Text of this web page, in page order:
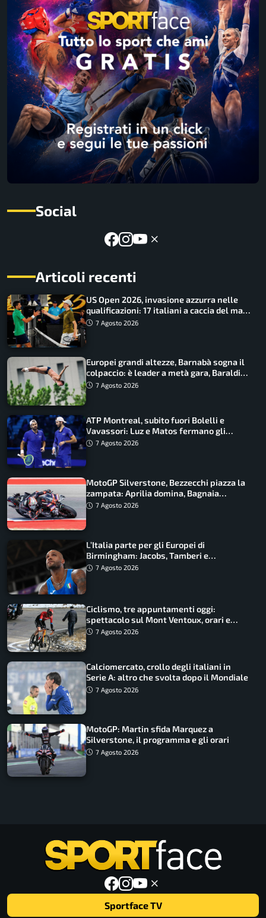
Social
Articoli recenti
US Open 2026, invasione azzurra nelle
qualificazioni: 17 italiani a caccia del main
draw7 Agosto 2026
Europei grandi altezze, Barnabà sogna il
colpaccio: è leader a metà gara, Baraldi
ancora in corsa
7 Agosto 2026
ATP Montreal, subito fuori Bolelli e
Vavassori: Luz e Matos fermano gli
azzurri
7 Agosto 2026
MotoGP Silverstone, Bezzecchi piazza la
zampata: Aprilia domina, Bagnaia
costretto al Q1
7 Agosto 2026
L’Italia parte per gli Europei di
Birmingham: Jacobs, Tamberi e
Battocletti guidano una spedizione
7 Agosto 2026
Ciclismo, tre appuntamenti oggi:
spettacolo sul Mont Ventoux, orari e
come vederli
7 Agosto 2026
Calciomercato, crollo degli italiani in
Serie A: altro che svolta dopo il Mondiale
7 Agosto 2026
MotoGP: Martin sfida Marquez a
Silverstone, il programma e gli orari
7 Agosto 2026
Sportface TV